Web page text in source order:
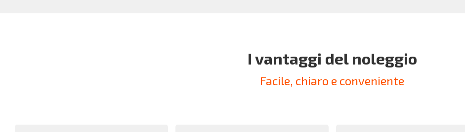
I vantaggi del noleggio
Facile, chiaro e conveniente